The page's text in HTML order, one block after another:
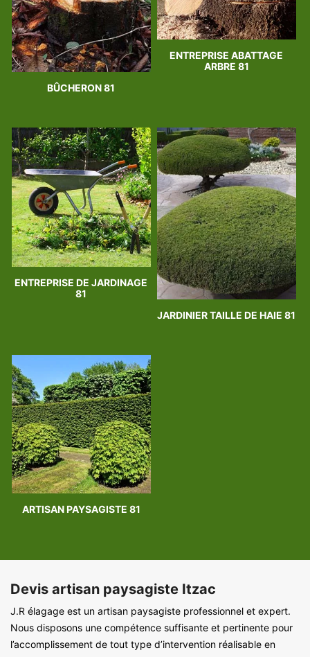
BÛCHERON 81
ENTREPRISE ABATTAGE
ARBRE 81
ENTREPRISE DE JARDINAGE
81
JARDINIER TAILLE DE HAIE 81
ARTISAN PAYSAGISTE 81
Devis artisan paysagiste Itzac
J.R élagage est un artisan paysagiste professionnel et expert.
Nous disposons une compétence suffisante et pertinente pour
l’accomplissement de tout type d’intervention réalisable en